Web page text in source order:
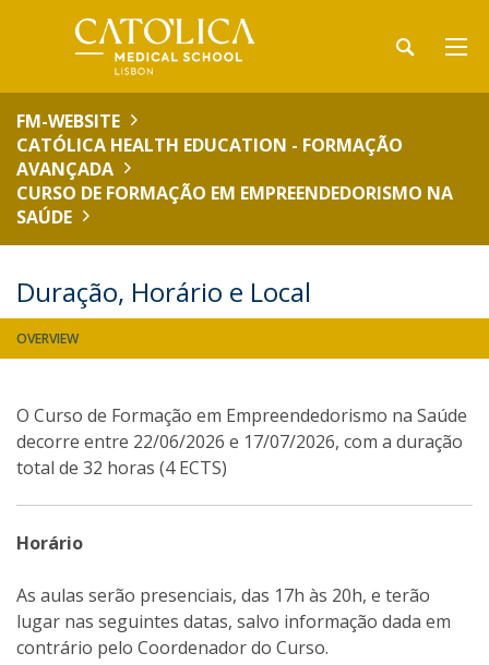
FM-WEBSITE
CATÓLICA HEALTH EDUCATION - FORMAÇÃO
AVANÇADA
CURSO DE FORMAÇÃO EM EMPREENDEDORISMO NA
SAÚDE
Duração, Horário e Local
OVERVIEW
O Curso de Formação em Empreendedorismo na Saúde
decorre entre 22/06/2026 e 17/07/2026, com a duração
total de 32 horas (4 ECTS)
Horário
As aulas serão presenciais, das 17h às 20h, e terão
lugar nas seguintes datas, salvo informação dada em
contrário pelo Coordenador do Curso.